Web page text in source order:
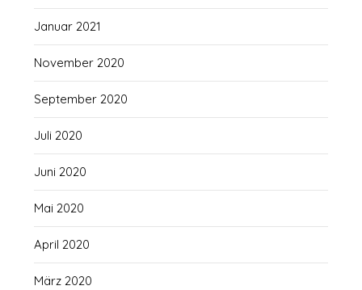
Januar 2021
November 2020
September 2020
Juli 2020
Juni 2020
Mai 2020
April 2020
März 2020